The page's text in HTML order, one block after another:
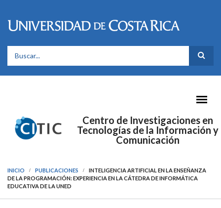
FORMULARIO DE BÚSQUEDA
Centro de Investigaciones en
Tecnologías de la Información y
Comunicación
INICIO PUBLICACIONES
INTELIGENCIA ARTIFICIAL EN LA ENSEÑANZA
DE LA PROGRAMACIÓN: EXPERIENCIA EN LA CÁTEDRA DE INFORMÁTICA
EDUCATIVA DE LA UNED